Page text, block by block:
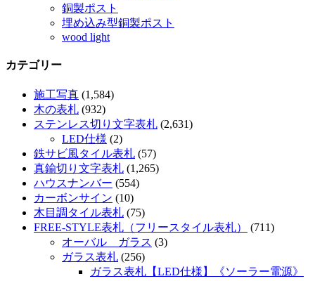
銅製ポスト
埋め込み型銅製ポスト
wood light
カテゴリー
施工写真 (1,584)
木の表札 (932)
ステンレス切り文字表札 (2,631)
LED仕様 (2)
鉄サビ風タイル表札 (57)
真鍮切り文字表札 (1,265)
ハウスナンバー (554)
カーボンサイン (10)
木目調タイル表札 (75)
FREE-STYLE表札（フリースタイル表札）
(711)
オーバル ガラス (3)
ガラス表札 (256)
ガラス表札【LED仕様】《ソーラー電源》